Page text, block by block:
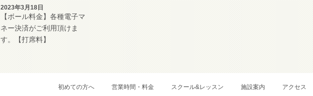
2023年3月18日
【ボール料金】各種電子マ
ネー決済がご利用頂けま
す。【打席料】
初めての方へ 営業時間・料金 スクール&レッスン 施設案内 アクセス